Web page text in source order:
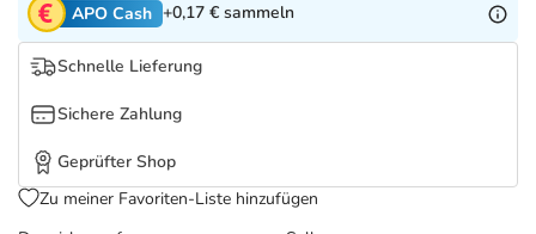
Tierapotheke
Marken
Salus Deals
APO Cash +0,17 € sammeln
Schnelle Lieferung
Sichere Zahlung
Geprüfter Shop
Zu meiner Favoriten-Liste hinzufügen